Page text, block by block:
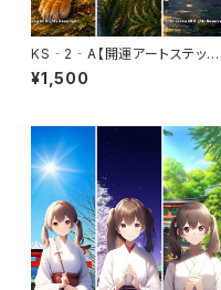
KS‐2‐A【開運アートステッカ
ー】勝運好転三徳セット〈3枚セッ
ト〉（利用コード3ヶ月分付き）
¥1,500